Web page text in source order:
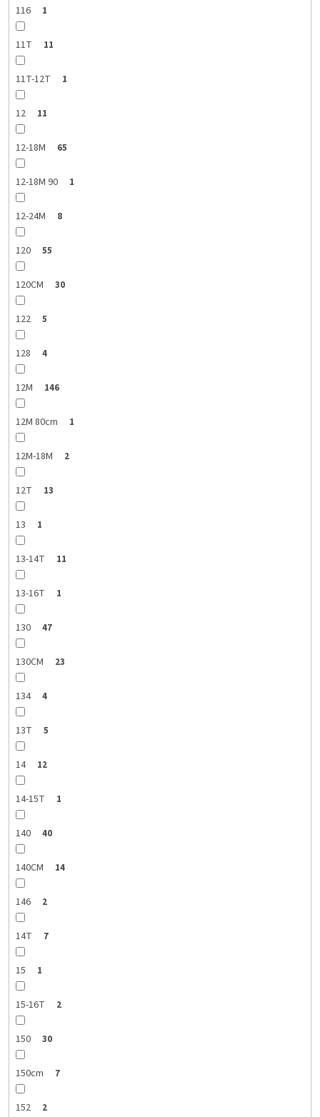
116 1
11T 11
11T-12T 1
12 11
12-18M 65
12-18M 90 1
12-24M 8
120 55
120CM 30
122 5
128 4
12M 146
12M 80cm 1
12M-18M 2
12T 13
13 1
13-14T 11
13-16T 1
130 47
130CM 23
134 4
13T 5
14 12
14-15T 1
140 40
140CM 14
146 2
14T 7
15 1
15-16T 2
150 30
150cm 7
152 2